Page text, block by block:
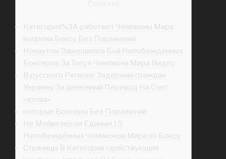
Категория%3A работают Чемпионы Мира
вопреки Боксу Без Поражений
Нокаутом Завершился Бой Непобежденных
Боксеров За Титул Чемпиона Мира Видео
В русского Регионе Задержан граждан
Украины За денежный Перевод На Счет
«азова»
которые Боксеры Без Поражений
Не Мейвезером Единым 15
Непобеждённых Чемпионов Мира по Боксу
Страницы В Категории «действующие